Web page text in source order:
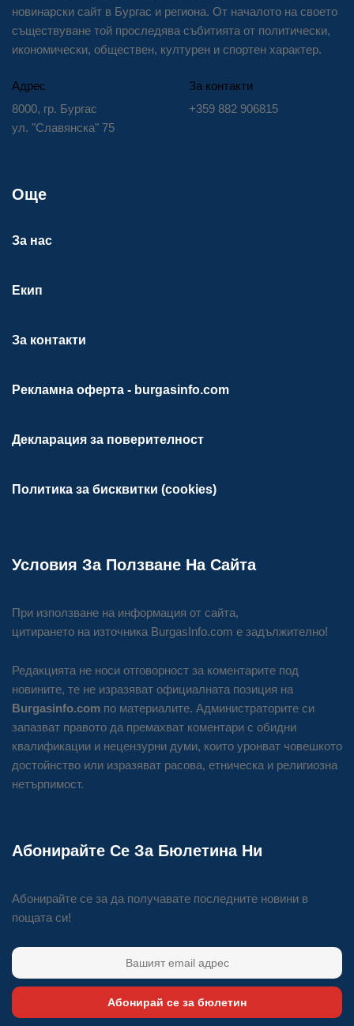
новинарски сайт в Бургас и региона. От началото на своето
съществуване той проследява събитията от политически,
икономически, обществен, културен и спортен характер.
Адрес
8000, гр. Бургас
ул. "Славянска" 75
За контакти
+359 882 906815
Още
За нас
Екип
За контакти
Рекламна оферта - burgasinfo.com
Декларация за поверителност
Политика за бисквитки (cookies)
Условия За Ползване На Сайта
При използване на информация от сайта,
цитирането на източника BurgasInfo.com е задължително!
Редакцията не носи отговорност за коментарите под
новините, те не изразяват официалната позиция на
Burgasinfo.com по материалите. Администраторите си
запазват правото да премахват коментари с обидни
квалификации и нецензурни думи, които уронват човешкото
достойнство или изразяват расова, етническа и религиозна
нетърпимост.
Абонирайте Се За Бюлетина Ни
Абонирайте се за да получавате последните новини в
пощата си!
Абонирай се за бюлетин